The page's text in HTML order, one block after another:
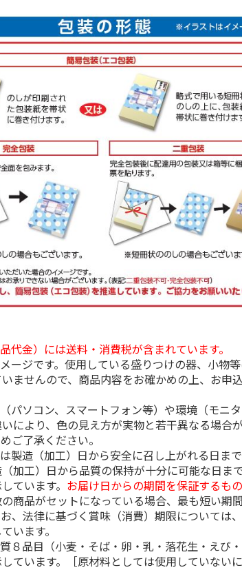
代金）には送料・消費税が含まれています。
ージです。使用している盛りつけの器、小物
ませんので、商品内容をお確かめの上、お申
パソコン、スマートフォン等）や環境（モニ
により、色の見え方が実物と若干異なる場合
ご了承ください。
製造（加工）日から安全に召し上がれる日ま
加工）日から品質の保持が十分に可能な日ま
ています。 お届け日からの期間を保証するも
商品がセットになっている場合、最も短い期
、法律に基づく賞味（消費）期限については
います。
８品目（小麦・そば・卵・乳・落花生・えび・
ています。［原材料としては使用していない